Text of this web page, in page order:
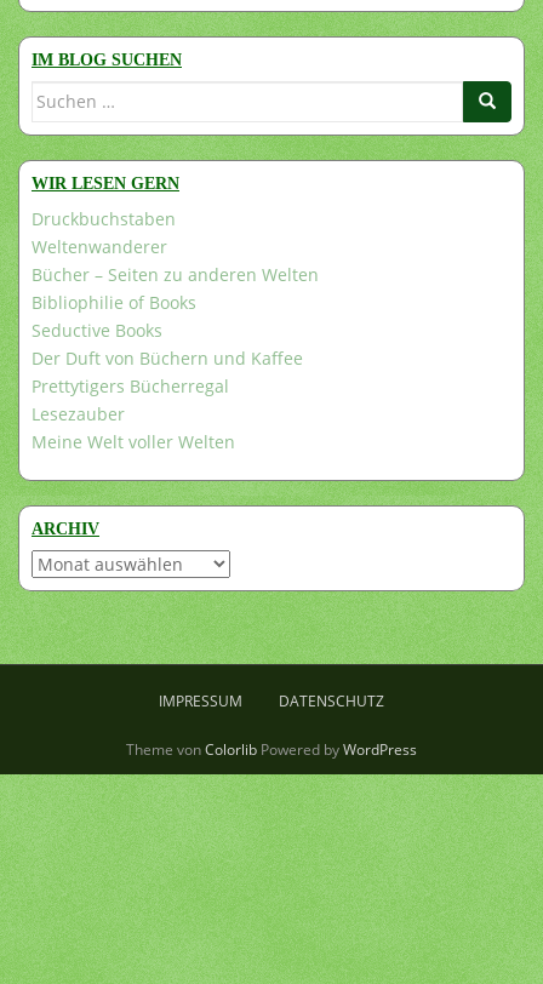
IM BLOG SUCHEN
Suchen
WIR LESEN GERN
Druckbuchstaben
Weltenwanderer
Bücher – Seiten zu anderen Welten
Bibliophilie of Books
Seductive Books
Der Duft von Büchern und Kaffee
Prettytigers Bücherregal
Lesezauber
Meine Welt voller Welten
ARCHIV
Archiv
IMPRESSUM DATENSCHUTZ
Theme vonColorlib Powered byWordPress